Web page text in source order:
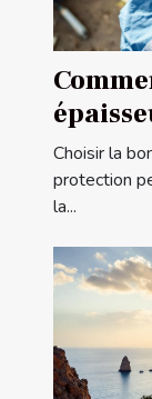
Choisir la
protection
la...